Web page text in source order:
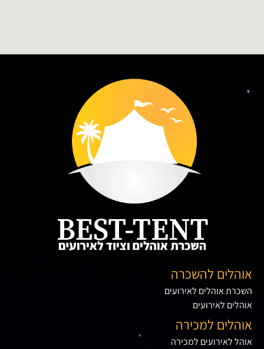
אוהלים להשכרה
השכרת אוהלים לאירועים
אוהלים לאירועים
אוהלים למכירה
אוהל לאירועים למכירה